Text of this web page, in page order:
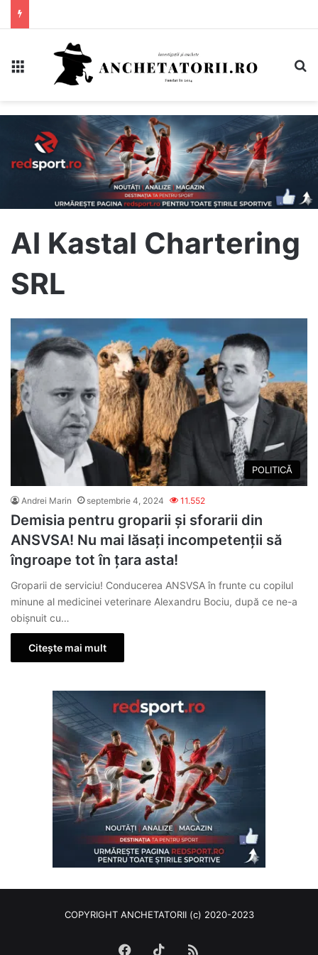
Al Kastal Chartering
SRL
POLITICĂ
Andrei Marin septembrie 4, 2024 11.552
Demisia pentru groparii și sforarii din
ANSVSA! Nu mai lăsați incompetenții să
îngroape tot în țara asta!
Groparii de serviciu! Conducerea ANSVSA în frunte cu copilul
minune al medicinei veterinare Alexandru Bociu, după ce ne-a
obișnuit cu…
Citește mai mult
COPYRIGHT ANCHETATORII (c) 2020-2023
Facebook
TikTok